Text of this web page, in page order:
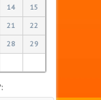
14
15
21
22
28
29